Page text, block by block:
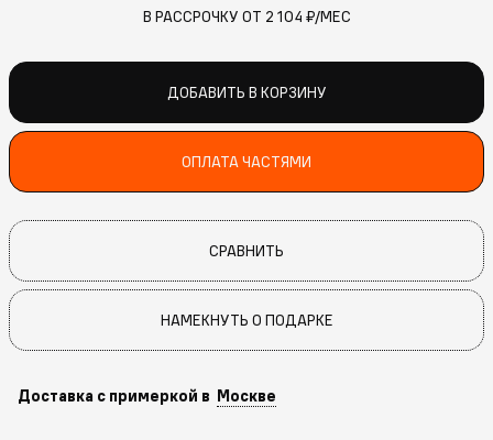
В РАССРОЧКУ ОТ 2 104 ₽/МЕС
ДОБАВИТЬ В КОРЗИНУ
ОПЛАТА ЧАСТЯМИ
СРАВНИТЬ
НАМЕКНУТЬ О ПОДАРКЕ
Доставка с примеркой в Москве